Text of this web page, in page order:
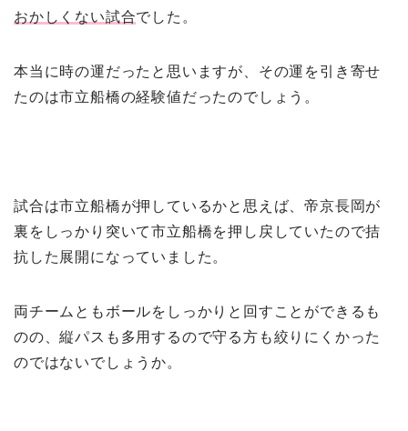
おかしくない試合でした。
本当に時の運だったと思いますが、その運を引き寄せ
たのは市立船橋の経験値だったのでしょう。
試合は市立船橋が押しているかと思えば、帝京長岡が
裏をしっかり突いて市立船橋を押し戻していたので拮
抗した展開になっていました。
両チームともボールをしっかりと回すことができるも
のの、縦パスも多用するので守る方も絞りにくかった
のではないでしょうか。